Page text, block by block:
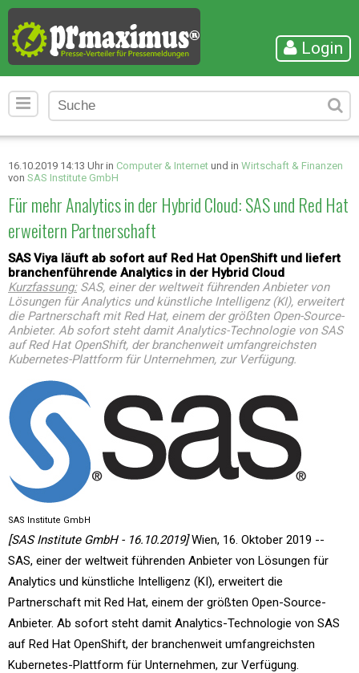
Login
16.10.2019 14:13 Uhr in Computer & Internet und in Wirtschaft & Finanzen
von SAS Institute GmbH
Für mehr Analytics in der Hybrid Cloud: SAS und Red Hat
erweitern Partnerschaft
SAS Viya läuft ab sofort auf Red Hat OpenShift und liefert
branchenführende Analytics in der Hybrid Cloud
Kurzfassung:SAS, einer der weltweit führenden Anbieter von
Lösungen für Analytics und künstliche Intelligenz (KI), erweitert
die Partnerschaft mit Red Hat, einem der größten Open-Source-
Anbieter. Ab sofort steht damit Analytics-Technologie von SAS
auf Red Hat OpenShift, der branchenweit umfangreichsten
Kubernetes-Plattform für Unternehmen, zur Verfügung.
SAS Institute GmbH
[SAS Institute GmbH - 16.10.2019]Wien, 16. Oktober 2019 --
SAS, einer der weltweit führenden Anbieter von Lösungen für
Analytics und künstliche Intelligenz (KI), erweitert die
Partnerschaft mit Red Hat, einem der größten Open-Source-
Anbieter. Ab sofort steht damit Analytics-Technologie von SAS
auf Red Hat OpenShift, der branchenweit umfangreichsten
Kubernetes-Plattform für Unternehmen, zur Verfügung.